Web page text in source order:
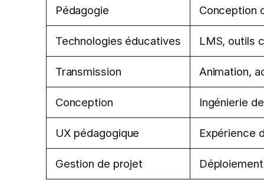
Pédagogie Conception
Technologies éducatives LMS, outils
Transmission Animation,
Conception Ingénierie
UX pédagogique Expérience
Gestion de projet